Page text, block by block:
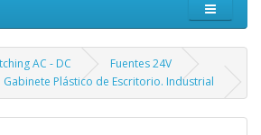
AC - DC
Fuentes 24V
Gabinete Plástico de Escritorio. Industrial